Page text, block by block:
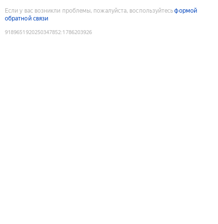
Если у вас возникли проблемы, пожалуйста, воспользуйтесьформой
обратной связи
9189651920250347852:1786203926